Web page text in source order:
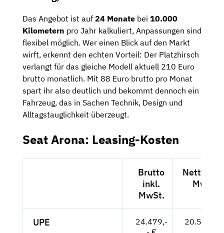
Das Angebot ist auf 24 Monate bei 10.000
Kilometern pro Jahr kalkuliert, Anpassungen sind
flexibel möglich. Wer einen Blick auf den Markt
wirft, erkennt den echten Vorteil: Der Platzhirsch
verlangt für das gleiche Modell aktuell 210 Euro
brutto monatlich. Mit 88 Euro brutto pro Monat
spart ihr also deutlich und bekommt dennoch ein
Fahrzeug, das in Sachen Technik, Design und
Alltagstauglichkeit überzeugt.
Seat Arona: Leasing-Kosten
Brutto
inkl.
MwSt.
Netto
MwSt.
UPE
24.479,-
20.571,--